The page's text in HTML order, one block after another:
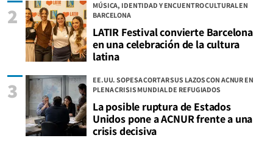
MÚSICA, IDENTIDAD Y ENCUENTRO CULTURAL EN
BARCELONA
LATIR Festival convierte Barcelona
en una celebración de la cultura
latina
2
EE.UU. SOPESA CORTAR SUS LAZOS CON ACNUR EN
PLENA CRISIS MUNDIAL DE REFUGIADOS
La posible ruptura de Estados
Unidos pone a ACNUR frente a una
crisis decisiva
3